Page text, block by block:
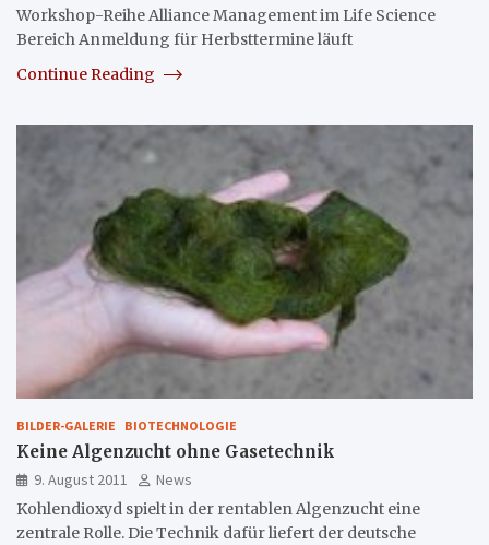
Workshop-Reihe Alliance Management im Life Science
Bereich Anmeldung für Herbsttermine läuft
Continue Reading
BILDER-GALERIE BIOTECHNOLOGIE
Keine Algenzucht ohne Gasetechnik
9. August 2011
News
Kohlendioxyd spielt in der rentablen Algenzucht eine
zentrale Rolle. Die Technik dafür liefert der deutsche